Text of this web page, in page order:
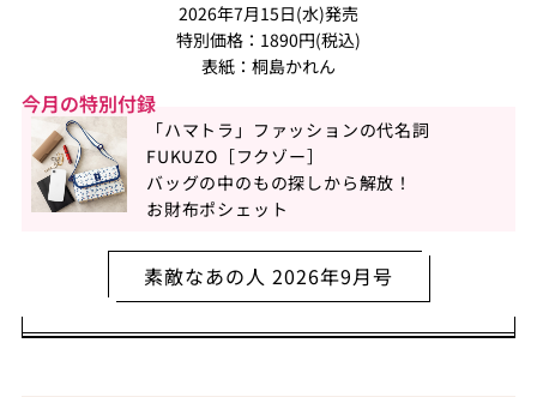
2026年7月15日(水)発売
特別価格：1890円(税込)
表紙：桐島かれん
今月の特別付録
「ハマトラ」ファッションの代名詞
FUKUZO［フクゾー］
バッグの中のもの探しから解放！
お財布ポシェット
素敵なあの人 2026年9月号